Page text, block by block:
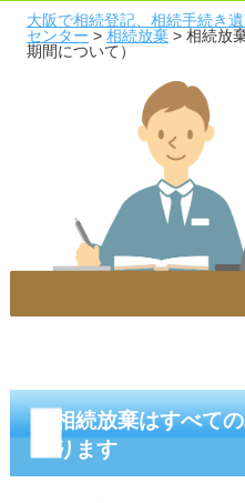
大阪で相続登記、相続手続き
センター > 相続放棄> 相続放
期間について）
相続放棄はすべて
ります